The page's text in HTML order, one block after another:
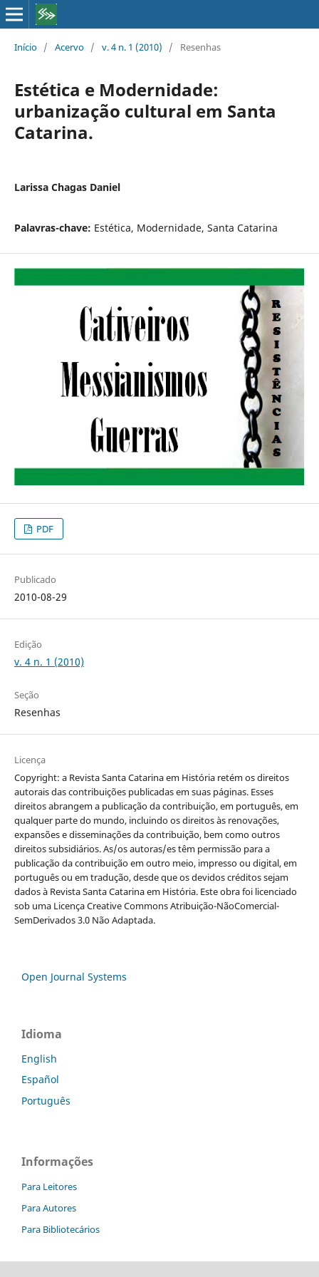
Início / Acervo / v. 4 n. 1 (2010) / Resenhas
Estética e Modernidade:
urbanização cultural em Santa
Catarina.
Larissa Chagas Daniel
Palavras-chave: Estética, Modernidade, Santa Catarina
PDF
Publicado
2010-08-29
Edição
v. 4 n. 1 (2010)
Seção
Resenhas
Licença
Copyright: a Revista Santa Catarina em História retém os direitos
autorais das contribuições publicadas em suas páginas. Esses
direitos abrangem a publicação da contribuição, em português, em
qualquer parte do mundo, incluindo os direitos às renovações,
expansões e disseminações da contribuição, bem como outros
direitos subsidiários. As/os autoras/es têm permissão para a
publicação da contribuição em outro meio, impresso ou digital, em
português ou em tradução, desde que os devidos créditos sejam
dados à Revista Santa Catarina em História. Este obra foi licenciado
sob uma Licença Creative Commons Atribuição-NãoComercial-
SemDerivados 3.0 Não Adaptada.
Open Journal Systems
Idioma
English
Español
Português
Informações
Para Leitores
Para Autores
Para Bibliotecários